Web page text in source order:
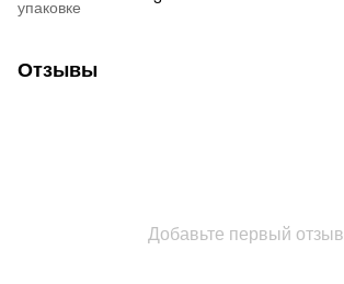
упаковке
Отзывы
Добавьте первый отзыв